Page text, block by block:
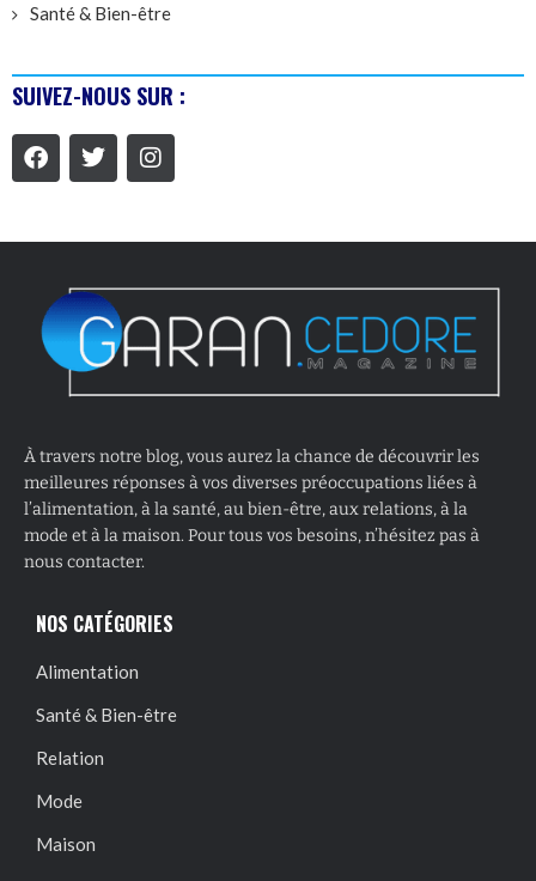
Santé & Bien-être
SUIVEZ-NOUS SUR :
À travers notre blog, vous aurez la chance de découvrir les
meilleures réponses à vos diverses préoccupations liées à
l’alimentation, à la santé, au bien-être, aux relations, à la
mode et à la maison. Pour tous vos besoins, n’hésitez pas à
nous contacter.
NOS CATÉGORIES
Alimentation
Santé & Bien-être
Relation
Mode
Maison